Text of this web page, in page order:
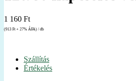
1 160 Ft
(913 Ft + 27% ÁFA) / db
Szállítás
Értékelés